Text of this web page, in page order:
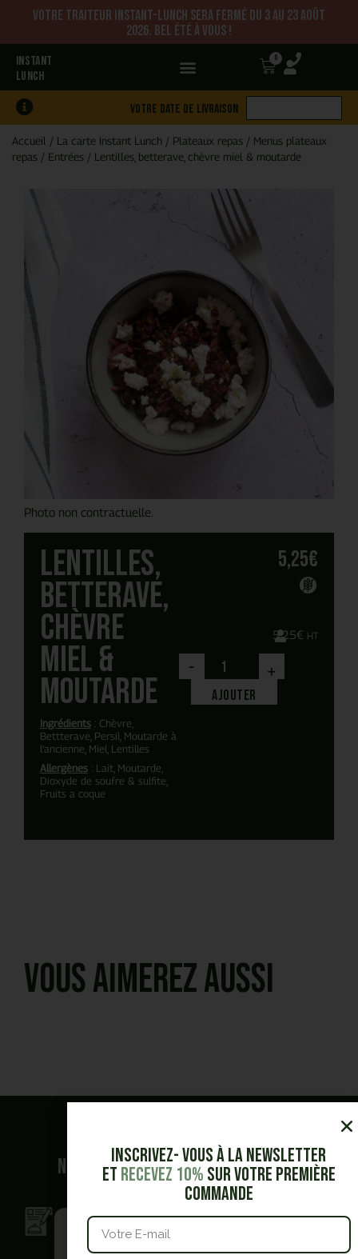
Votre traiteur Instant-Lunch sera fermé du 3 au 23 août
2026. Bel été à vous !
INSTANT
LUNCH
0
Votre date de livraison
Accueil / La carte Instant Lunch / Plateaux repas / Menus plateaux
repas / Entrées / Lentilles, betterave, chèvre miel & moutarde
Photo non contractuelle.
Lentilles,
betterave,
chèvre
miel &
moutarde
Ingrédients : Chèvre,
Bettterave, Persil, Moutarde à
l'ancienne, Miel, Lentilles
Allergènes : Lait, Moutarde,
Dioxyde de soufre & sulfite,
Fruits a coque
5,25€
5,25€ HT
- +
Ajouter
Vous aimerez aussi
votre besoin ?
Nous vous accompagnons dans vos
demandes.
Je veux obtenir
un devis
Inscrivez- vous à la Newsletter
et Recevez 10% sur votre première
commande